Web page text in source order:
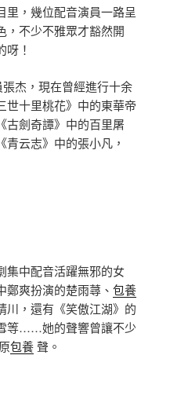
，幾位配音演員一路呈
，不少不雅眾才豁然開
！
杰，現在曾經進行十余
世十里桃花》中的東華帝
古劍奇譚》中的百里屠
云志》中的張小凡，
中配音活躍無邪的女
爽扮演的楚雨蕁、 包養
川，還有《笑傲江湖》的
等……她的聲響曾讓不少
包養 聲。